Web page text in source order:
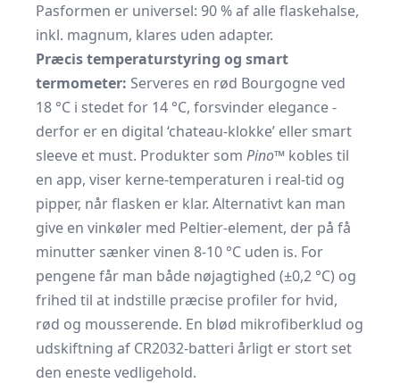
Pasformen er universel: 90 % af alle flaskehalse,
inkl. magnum, klares uden adapter.
Præcis temperaturstyring og smart
termometer: Serveres en rød Bourgogne ved
18 °C i stedet for 14 °C, forsvinder elegance -
derfor er en digital ‘chateau-klokke’ eller smart
sleeve et must. Produkter som Pino™ kobles til
en app, viser kerne-temperaturen i real-tid og
pipper, når flasken er klar. Alternativt kan man
give en vinkøler med Peltier-element, der på få
minutter sænker vinen 8-10 °C uden is. For
pengene får man både nøjagtighed (±0,2 °C) og
frihed til at indstille præcise profiler for hvid,
rød og mousserende. En blød mikrofiberklud og
udskiftning af CR2032-batteri årligt er stort set
den eneste vedligehold.